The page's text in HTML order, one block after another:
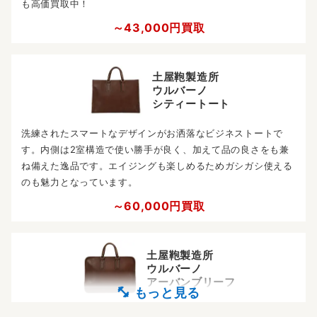
も高価買取中！
～43,000円買取
土屋鞄製造所
ウルバーノ
シティートート
洗練されたスマートなデザインがお洒落なビジネストートで
す。内側は2室構造で使い勝手が良く、加えて品の良さをも兼
ね備えた逸品です。エイジングも楽しめるためガシガシ使える
のも魅力となっています。
～60,000円買取
土屋鞄製造所
ウルバーノ
アーバンブリーフ